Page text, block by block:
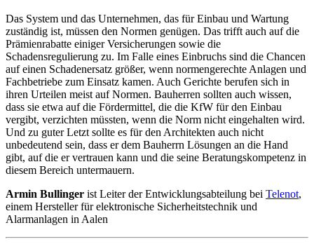
Das System und das Unternehmen, das für Einbau und Wartung
zuständig ist, müssen den Normen genügen. Das trifft auch auf die
Prämienrabatte einiger Versicherungen sowie die
Schadensregulierung zu. Im Falle eines Einbruchs sind die Chancen
auf einen Schadenersatz größer, wenn normengerechte Anlagen und
Fachbetriebe zum Einsatz kamen. Auch Gerichte berufen sich in
ihren Urteilen meist auf Normen. Bauherren sollten auch wissen,
dass sie etwa auf die Fördermittel, die die KfW für den Einbau
vergibt, verzichten müssten, wenn die Norm nicht eingehalten wird.
Und zu guter Letzt sollte es für den Architekten auch nicht
unbedeutend sein, dass er dem Bauherrn Lösungen an die Hand
gibt, auf die er vertrauen kann und die seine Beratungskompetenz in
diesem Bereich untermauern.
Armin Bullinger ist Leiter der Entwicklungsabteilung bei Telenot,
einem Hersteller für elektronische Sicherheitstechnik und
Alarmanlagen in Aalen